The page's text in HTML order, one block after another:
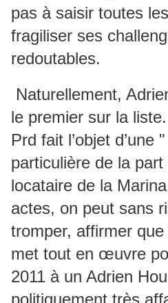
pas à saisir toutes
fragiliser ses
redoutables.
Naturellement,
le premier sur la
Prd fait l’objet d’une
particulière de la part
locataire de la
actes, on peut sans
tromper, affirmer
met tout en œuvre
2011 à un Adrien
politiquement très